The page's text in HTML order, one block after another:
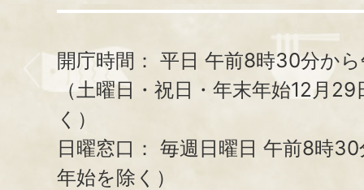
開庁時間： 平日 午前8時30分か
（土曜日・祝日・年末年始12月
く）
日曜窓口： 毎週日曜日 午前8時
年始を除く）